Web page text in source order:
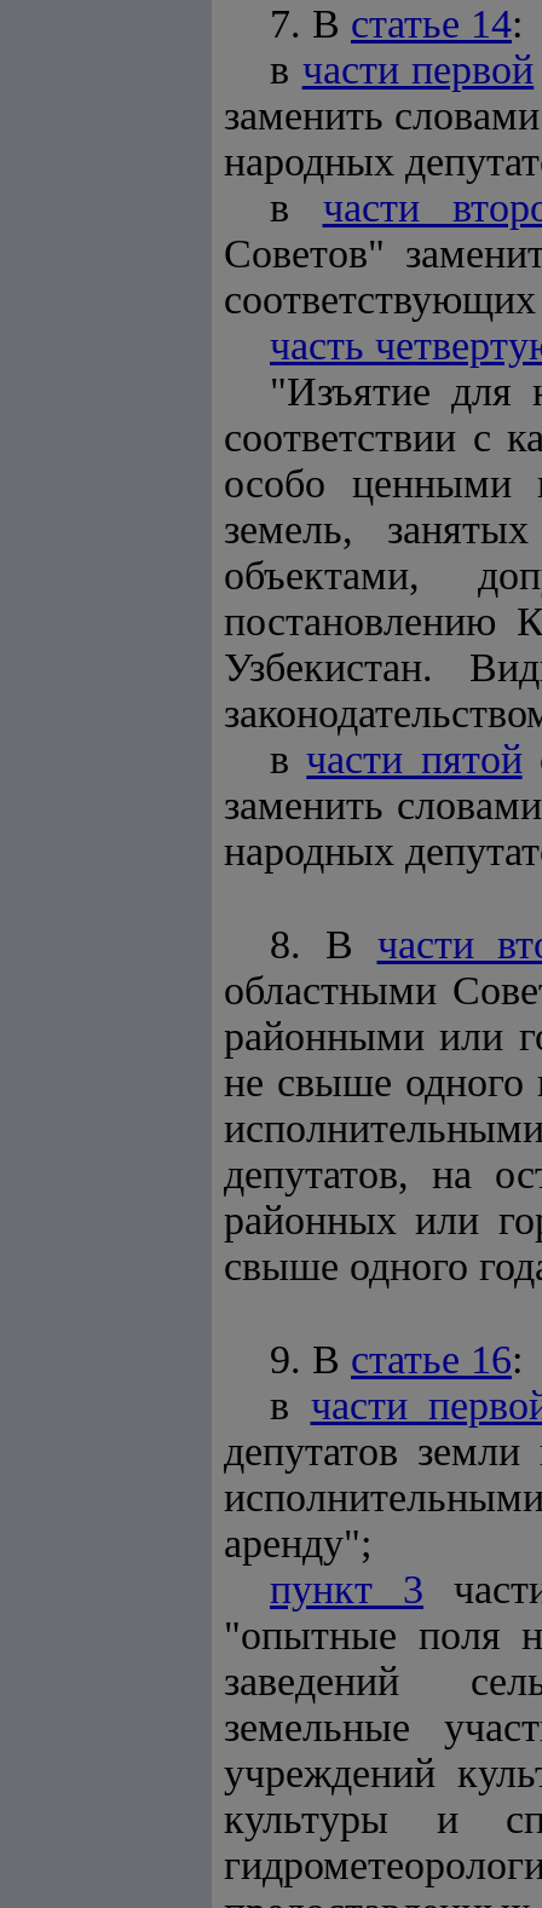
7. В статье 14:
в части первой
заменить
народных
в части
Советов"
часть
"Изъятие для
соответствии с
особо ценными
земель,
объектами,
постановлению
Узбекистан.
вчасти пятой
заменить
народных
8. В части
областными
районными или
не свыше одного
депутатов, на
районных или
свыше одного
9. В статье 16:
в части
депутатов
аренду";
пункт 3
"опытные поля
заведений
земельные
учреждений
культуры и